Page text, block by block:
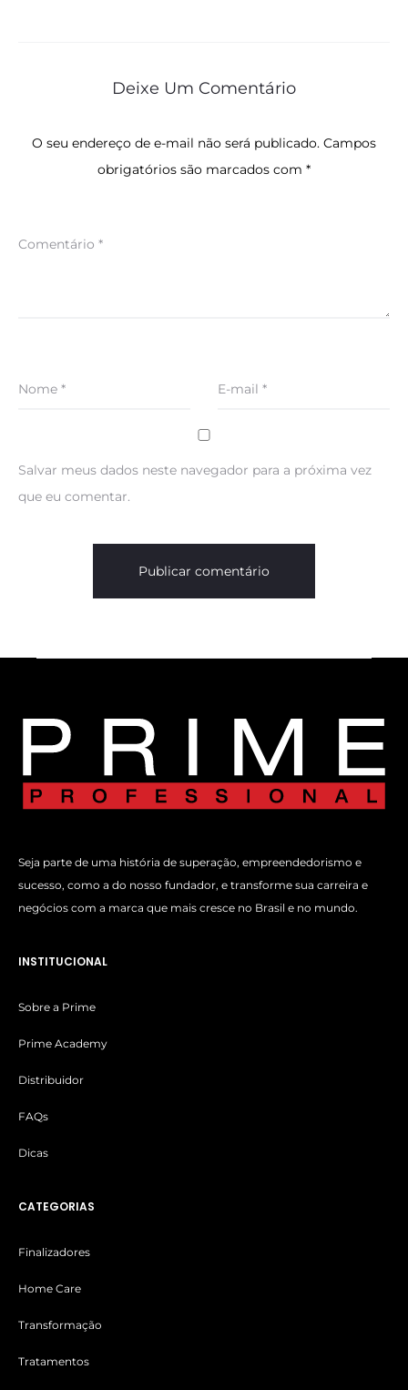
Deixe Um Comentário
O seu endereço de e-mail não será publicado. Campos
obrigatórios são marcados com *
Comentário *
Nome * E-mail *
Salvar meus dados neste navegador para a próxima vez
que eu comentar.
Seja parte de uma história de superação, empreendedorismo e
sucesso, como a do nosso fundador, e transforme sua carreira e
negócios com a marca que mais cresce no Brasil e no mundo.
INSTITUCIONAL
Sobre a Prime
Prime Academy
Distribuidor
FAQs
Dicas
CATEGORIAS
Finalizadores
Home Care
Transformação
Tratamentos